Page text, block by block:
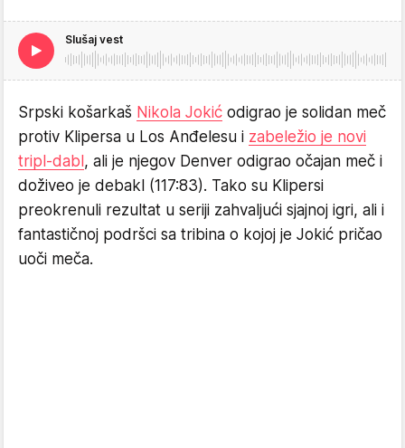
Slušaj vest
Srpski košarkaš Nikola Jokić odigrao je solidan meč
protiv Klipersa u Los Anđelesu i zabeležio je novi
tripl-dabl, ali je njegov Denver odigrao očajan meč i
doživeo je debakl (117:83). Tako su Klipersi
preokrenuli rezultat u seriji zahvaljući sjajnoj igri, ali i
fantastičnoj podršci sa tribina o kojoj je Jokić pričao
uoči meča.